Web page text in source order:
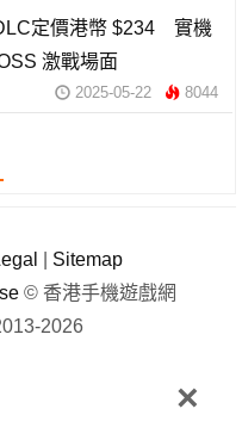
×
定價港幣 $234 實機
激戰場面
2025-05-22 8044
Sitemap
© 香港手機遊戲網
2026